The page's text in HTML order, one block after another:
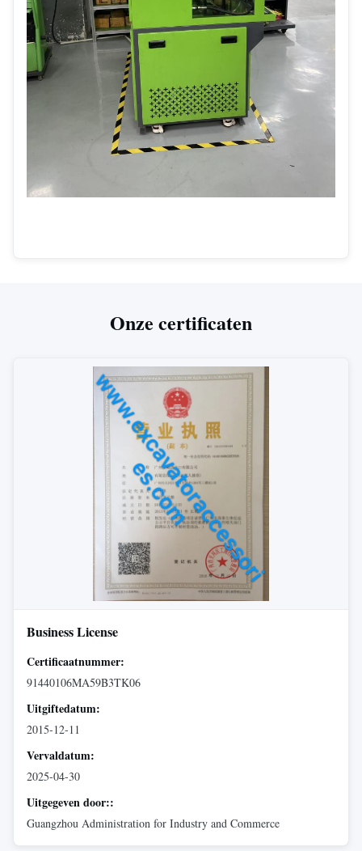
Onze certificaten
Business License
Certificaatnummer:
91440106MA59B3TK06
Uitgiftedatum:
2015-12-11
Vervaldatum:
2025-04-30
Uitgegeven door::
Guangzhou Administration for Industry and Commerce